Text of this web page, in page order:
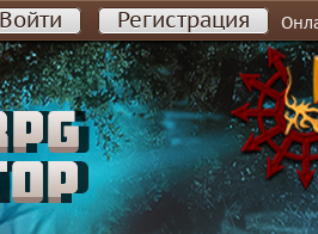
Войти Регистрация